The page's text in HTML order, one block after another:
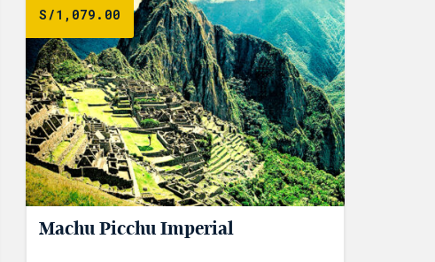
S/1,079.00
Machu Picchu Imperial